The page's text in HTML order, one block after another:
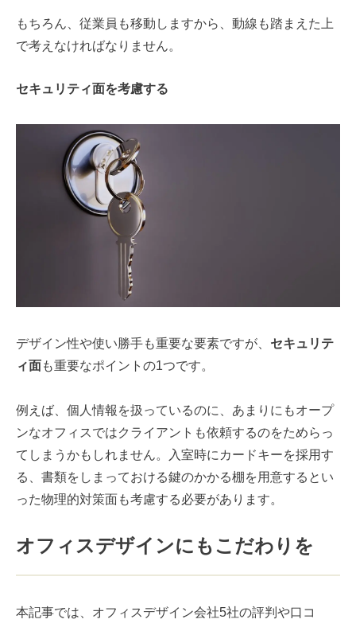
もちろん、従業員も移動しますから、動線も踏まえた上
で考えなければなりません。
セキュリティ面を考慮する
デザイン性や使い勝手も重要な要素ですが、 セキュリテ
ィ面も重要なポイントの1つです。
例えば、個人情報を扱っているのに、あまりにもオープ
ンなオフィスではクライアントも依頼するのをためらっ
てしまうかもしれません。入室時にカードキーを採用す
る、書類をしまっておける鍵のかかる棚を用意するとい
った物理的対策面も考慮する必要があります。
オフィスデザインにもこだわりを
本記事では、オフィスデザイン会社5社の評判や口コ